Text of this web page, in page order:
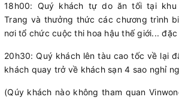
18h00: Quý khách tự do ăn tối tại khu
Trang và thưởng thức các chương trình
nơi tổ chức cuộc thi hoa hậu thế giới... đặc
20h30: Quý khách lên tàu cao tốc về lại
khách quay trở về khách sạn 4 sao nghỉ
(Qúy khách nào không tham quan